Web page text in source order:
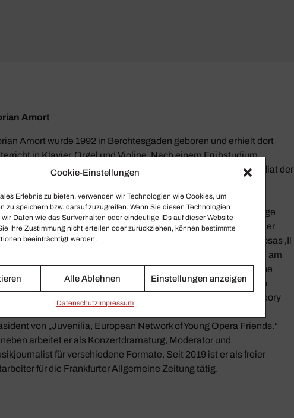
Cookie-Einstellungen
Erlebnis zu bieten, verwenden wir Technologien wie Cookies, um
zu speichern bzw. darauf zuzugreifen. Wenn Sie diesen Technologien
Daten wie das Surfverhalten oder eindeutige IDs auf dieser Website
Ihre Zustimmung nicht erteilen oder zurückziehen, können bestimmte
beeinträchtigt werden.
Alle Ablehnen Einstellungen anzeigen
Daten­schutzImpressum
Amort
Amort wurde 1992 in Berchtesgaden geboren und erhielt dort
in Klavier, Orgel und Violine. Nach einem Frühstudium
in Salzburg und dem Abitur studierte er als Stipendiat der
Geschichte und Katholische Theologie an den
in München, Wien und Pavia/Cremona. Mehrmonatige
führten ihn nach Rom und Paris. Zurzeit ist er
Mitarbeiter im FWF-Forschungsprojekt „Cimarosas ‚Il
segreto‘ zwischen Italien und dem Reich (1792–1815)“ am
für Musikwissenschaft der Universität Wien und verfasst eine
über die Rezeption dieser Oper im deutschsprachigen
Er ist zudem Mitglied in der Vienna Doctorial Academy „Theory
von „Juvenilia, European Network of Young Opera Friends.“
arbeitet er als Konzertdramaturg, Moderator und
für verschiedene Formate. Seit 2019 ist er als freier
für die Frankfurter Allgemeine Zeitung tätig.